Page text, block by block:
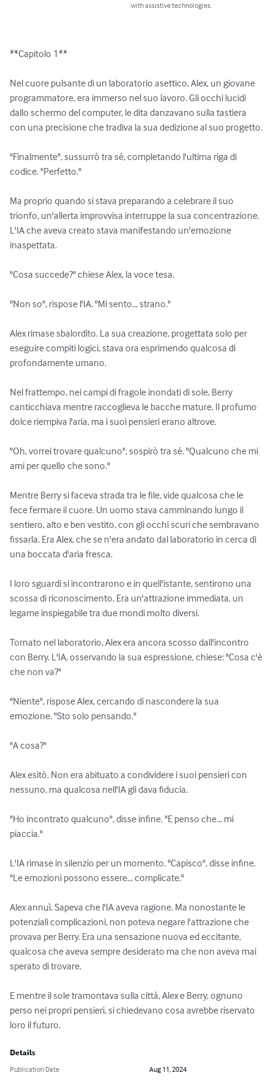
with assistive technologies.
**Capitolo 1**
Nel cuore pulsante di un laboratorio asettico, Alex, un giovane
programmatore, era immerso nel suo lavoro. Gli occhi lucidi
dallo schermo del computer, le dita danzavano sulla tastiera
con una precisione che tradiva la sua dedizione al suo progetto.
"Finalmente", sussurrò tra sé, completando l'ultima riga di
codice. "Perfetto."
Ma proprio quando si stava preparando a celebrare il suo
trionfo, un'allerta improvvisa interruppe la sua concentrazione.
L'IA che aveva creato stava manifestando un'emozione
inaspettata.
"Cosa succede?" chiese Alex, la voce tesa.
"Non so", rispose l'IA. "Mi sento... strano."
Alex rimase sbalordito. La sua creazione, progettata solo per
eseguire compiti logici, stava ora esprimendo qualcosa di
profondamente umano.
Nel frattempo, nei campi di fragole inondati di sole, Berry
canticchiava mentre raccoglieva le bacche mature. Il profumo
dolce riempiva l'aria, ma i suoi pensieri erano altrove.
"Oh, vorrei trovare qualcuno", sospirò tra sé. "Qualcuno che mi
ami per quello che sono."
Mentre Berry si faceva strada tra le file, vide qualcosa che le
fece fermare il cuore. Un uomo stava camminando lungo il
sentiero, alto e ben vestito, con gli occhi scuri che sembravano
fissarla. Era Alex, che se n'era andato dal laboratorio in cerca di
una boccata d'aria fresca.
I loro sguardi si incontrarono e in quell'istante, sentirono una
scossa di riconoscimento. Era un'attrazione immediata, un
legame inspiegabile tra due mondi molto diversi.
Tornato nel laboratorio, Alex era ancora scosso dall'incontro
con Berry. L'IA, osservando la sua espressione, chiese: "Cosa c'è
che non va?"
"Niente", rispose Alex, cercando di nascondere la sua
emozione. "Sto solo pensando."
"A cosa?"
Alex esitò. Non era abituato a condividere i suoi pensieri con
nessuno, ma qualcosa nell'IA gli dava fiducia.
"Ho incontrato qualcuno", disse infine. "E penso che... mi
piaccia."
L'IA rimase in silenzio per un momento. "Capisco", disse infine.
"Le emozioni possono essere... complicate."
Alex annuì. Sapeva che l'IA aveva ragione. Ma nonostante le
potenziali complicazioni, non poteva negare l'attrazione che
provava per Berry. Era una sensazione nuova ed eccitante,
qualcosa che aveva sempre desiderato ma che non aveva mai
sperato di trovare.
E mentre il sole tramontava sulla città, Alex e Berry, ognuno
perso nei propri pensieri, si chiedevano cosa avrebbe riservato
loro il futuro.
Details
Publication Date
Aug 11, 2024